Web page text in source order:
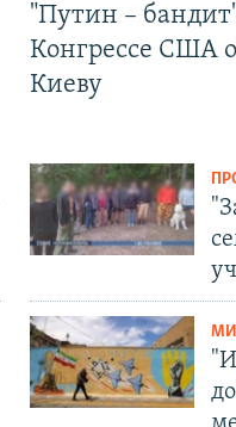
"Путин –
Конгрессе США
Киеву